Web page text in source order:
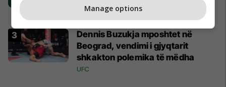
Moska
Ligat tjera
Dennis Buzukja mposhtet në
Beograd, vendimi i gjyqtarit
shkakton polemika të mëdha
UFC
Manage options